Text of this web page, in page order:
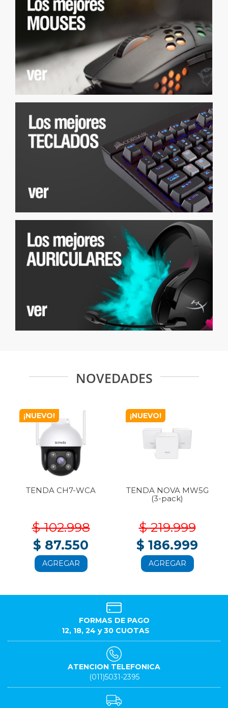
NOVEDADES
¡NUEVO!
TENDA CH7-WCA
$ 102.998
$ 87.550
AGREGAR
¡NUEVO!
TENDA NOVA MW5G
(3-pack)
$ 219.999
$ 186.999
AGREGAR
FORMAS DE PAGO
12, 18, 24 y 30 CUOTAS
ATENCION TELEFONICA
(011)5031-2395